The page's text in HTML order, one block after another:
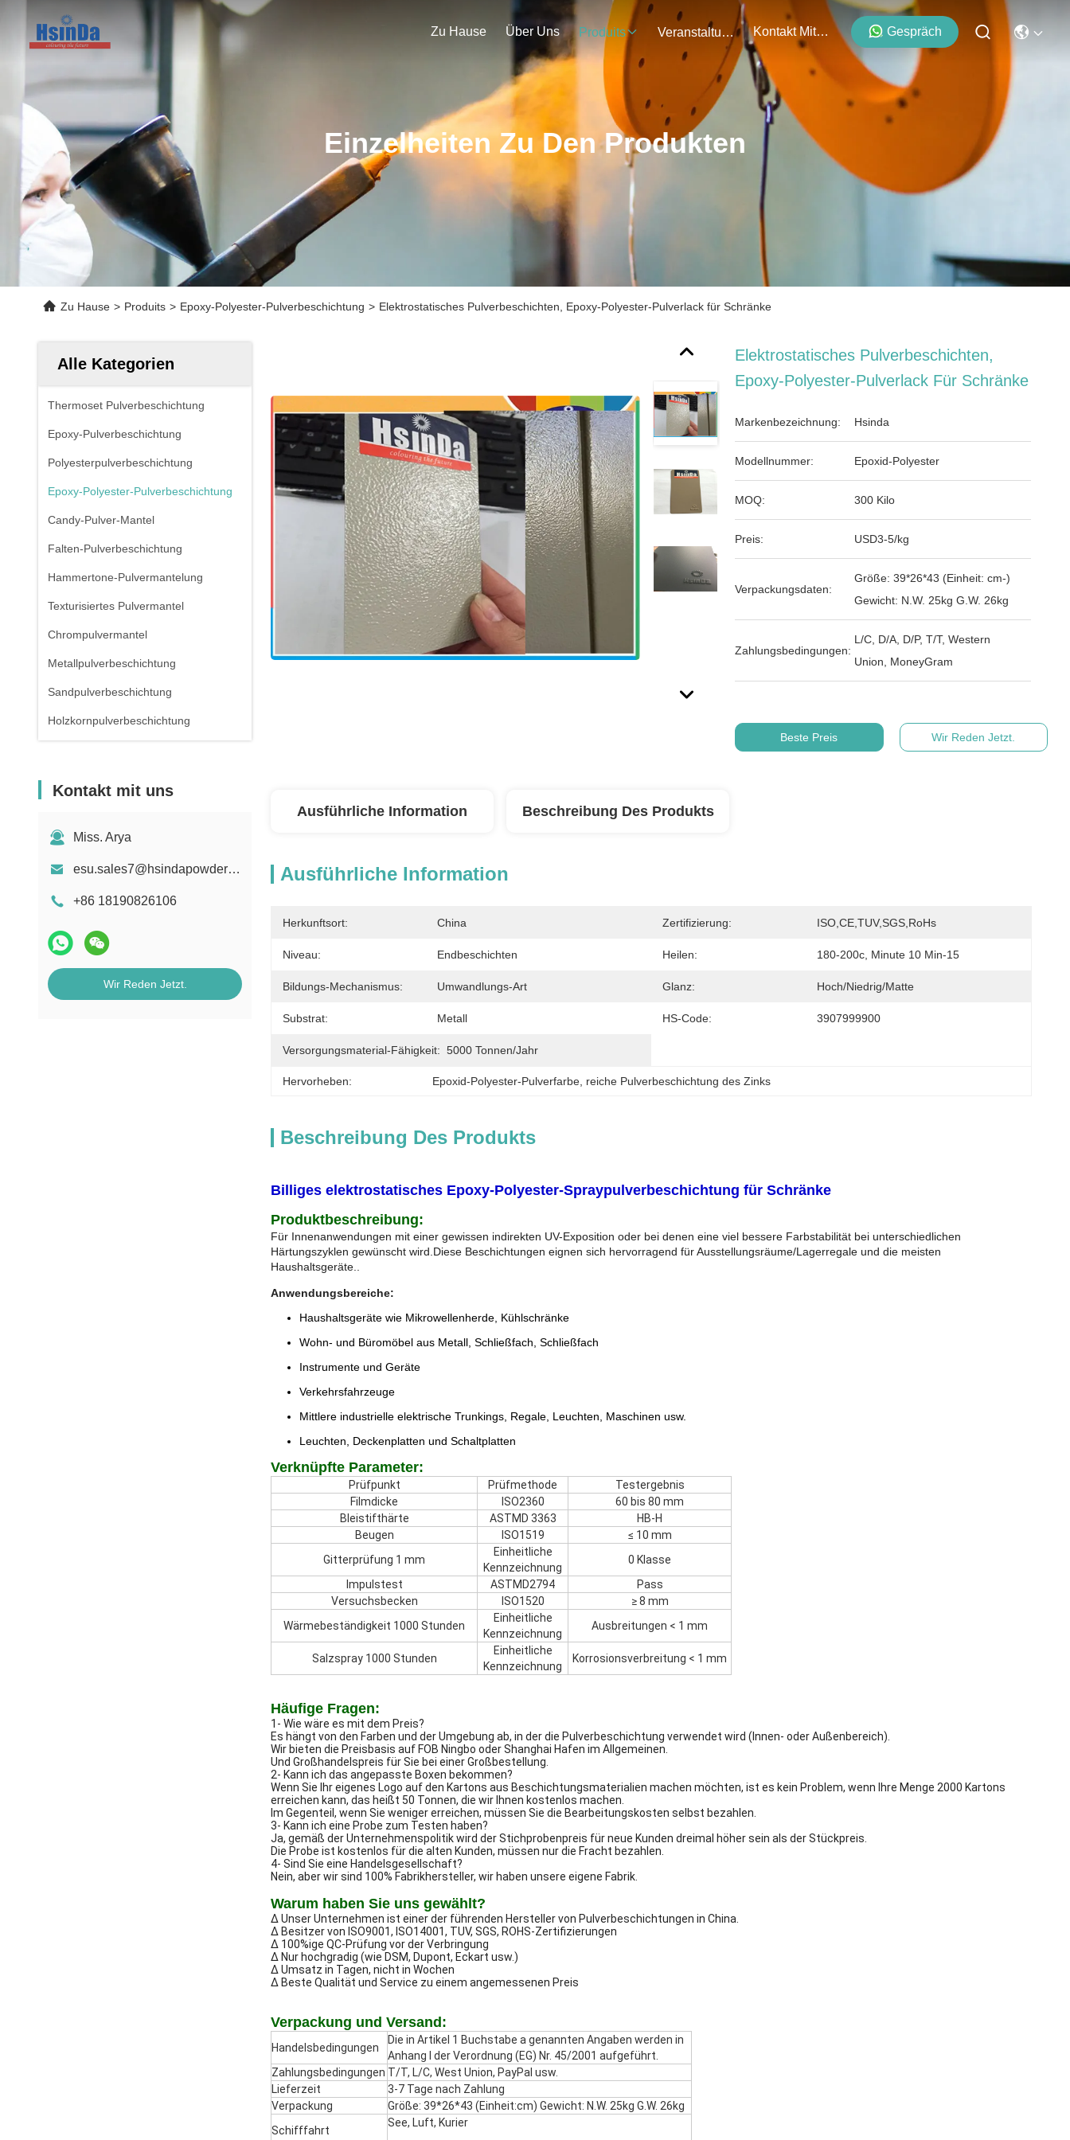
Zu Hause Über Uns Produits Veranstaltungen Kontakt Mit Uns Gespräch
Einzelheiten Zu Den Produkten
Zu Hause > Produits > Epoxy-Polyester-Pulverbeschichtung > Elektrostatisches Pulverbeschichten, Epoxy-Polyester-Pulverlack für Schränke
Alle Kategorien
Thermoset Pulverbeschichtung
Epoxy-Pulverbeschichtung
Polyesterpulverbeschichtung
Epoxy-Polyester-Pulverbeschichtung
Candy-Pulver-Mantel
Falten-Pulverbeschichtung
Hammertone-Pulvermantelung
Texturisiertes Pulvermantel
Chrompulvermantel
Metallpulverbeschichtung
Sandpulverbeschichtung
Holzkornpulverbeschichtung
Kontakt mit uns
Miss. Arya
esu.sales7@hsindapowdercoating.com
+86 18190826106
Wir Reden Jetzt.
Elektrostatisches Pulverbeschichten,
Epoxy-Polyester-Pulverlack Für Schränke
Markenbezeichnung: Hsinda
Modellnummer: Epoxid-Polyester
MOQ: 300 Kilo
Preis: USD3-5/kg
Verpackungsdaten:
Größe: 39*26*43 (Einheit: cm-)
Gewicht: N.W. 25kg G.W. 26kg
Zahlungsbedingungen:
L/C, D/A, D/P, T/T, Western
Union, MoneyGram
Beste Preis Wir Reden Jetzt.
Ausführliche Information Beschreibung Des Produkts
Ausführliche Information
Herkunftsort: China Zertifizierung: ISO,CE,TUV,SGS,RoHs
Niveau: Endbeschichten Heilen: 180-200c, Minute 10 Min-15
Bildungs-Mechanismus: Umwandlungs-Art Glanz: Hoch/Niedrig/Matte
Substrat: Metall HS-Code: 3907999900
Versorgungsmaterial-Fähigkeit: 5000 Tonnen/Jahr
Hervorheben: Epoxid-Polyester-Pulverfarbe reiche Pulverbeschichtung des Zinks
Beschreibung Des Produkts
Billiges elektrostatisches Epoxy-Polyester-Spraypulverbeschichtung für Schränke
Produktbeschreibung:
Für Innenanwendungen mit einer gewissen indirekten UV-Exposition oder bei denen eine viel bessere Farbstabilität bei unterschiedlichen
Härtungszyklen gewünscht wird.Diese Beschichtungen eignen sich hervorragend für Ausstellungsräume/Lagerregale und die meisten
Haushaltsgeräte..
Anwendungsbereiche:
Haushaltsgeräte wie Mikrowellenherde, Kühlschränke
Wohn- und Büromöbel aus Metall, Schließfach, Schließfach
Instrumente und Geräte
Verkehrsfahrzeuge
Mittlere industrielle elektrische Trunkings, Regale, Leuchten, Maschinen usw.
Leuchten, Deckenplatten und Schaltplatten
Verknüpfte Parameter:
Prüfpunkt Prüfmethode
Testergebnis
Filmdicke
ISO2360
60 bis 80 mm
Bleistifthärte
ASTMD 3363
HB-H
Beugen
ISO1519
≤ 10 mm
Gitterprüfung 1 mm
Einheitliche
Kennzeichnung
0 Klasse
Impulstest
ASTMD2794
Pass
Versuchsbecken
ISO1520
≥ 8 mm
Wärmebeständigkeit 1000 Stunden
Einheitliche
Kennzeichnung
Ausbreitungen < 1 mm
Salzspray 1000 Stunden
Einheitliche
Kennzeichnung
Korrosionsverbreitung < 1 mm
Häufige Fragen:
1- Wie wäre es mit dem Preis?
Es hängt von den Farben und der Umgebung ab, in der die Pulverbeschichtung verwendet wird (Innen- oder Außenbereich).
Wir bieten die Preisbasis auf FOB Ningbo oder Shanghai Hafen im Allgemeinen.
Und Großhandelspreis für Sie bei einer Großbestellung.
2- Kann ich das angepasste Boxen bekommen?
Wenn Sie Ihr eigenes Logo auf den Kartons aus Beschichtungsmaterialien machen möchten, ist es kein Problem, wenn Ihre Menge 2000 Kartons
erreichen kann, das heißt 50 Tonnen, die wir Ihnen kostenlos machen.
Im Gegenteil, wenn Sie weniger erreichen, müssen Sie die Bearbeitungskosten selbst bezahlen.
3- Kann ich eine Probe zum Testen haben?
Ja, gemäß der Unternehmenspolitik wird der Stichprobenpreis für neue Kunden dreimal höher sein als der Stückpreis.
Die Probe ist kostenlos für die alten Kunden, müssen nur die Fracht bezahlen.
4- Sind Sie eine Handelsgesellschaft?
Nein, aber wir sind 100% Fabrikhersteller, wir haben unsere eigene Fabrik.
Warum haben Sie uns gewählt?
Δ Unser Unternehmen ist einer der führenden Hersteller von Pulverbeschichtungen in China.
Δ Besitzer von ISO9001, ISO14001, TUV, SGS, ROHS-Zertifizierungen
Δ 100%ige QC-Prüfung vor der Verbringung
Δ Nur hochgradig (wie DSM, Dupont, Eckart usw.)
Δ Umsatz in Tagen, nicht in Wochen
Δ Beste Qualität und Service zu einem angemessenen Preis
Verpackung und Versand:
Handelsbedingungen
Die in Artikel 1 Buchstabe a genannten Angaben werden in
Anhang I der Verordnung (EG) Nr. 45/2001 aufgeführt.
Zahlungsbedingungen T/T, L/C, West Union, PayPal usw.
Lieferzeit
3-7 Tage nach Zahlung
Verpackung
Größe: 39*26*43 (Einheit:cm) Gewicht: N.W. 25kg G.W. 26kg
Schifffahrt
See, Luft, Kurier